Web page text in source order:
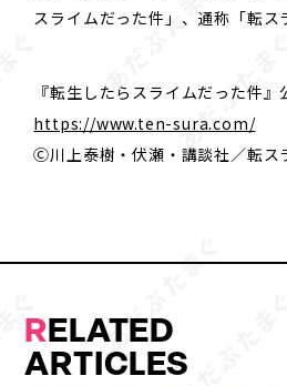
スライムだった件」、通称「転ス
『転生したらスライムだった件
https://www.ten-sura.com/
Ⓒ川上泰樹・伏瀬・講談社／転ス
RELATED
ARTICLES